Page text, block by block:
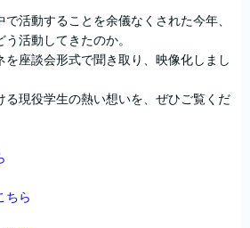
活動することを余儀なくされた今年、
活動してきたのか。
を座談会形式で聞き取り、映像化しまし
る現役学生の熱い想いを、ぜひご覧くだ
ちら